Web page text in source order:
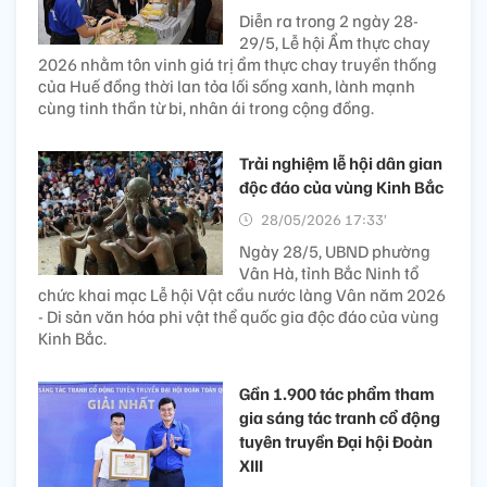
Diễn ra trong 2 ngày 28-
29/5, Lễ hội Ẩm thực chay
2026 nhằm tôn vinh giá trị ẩm thực chay truyền thống
của Huế đồng thời lan tỏa lối sống xanh, lành mạnh
cùng tinh thần từ bi, nhân ái trong cộng đồng.
Trải nghiệm lễ hội dân gian
độc đáo của vùng Kinh Bắc
28/05/2026 17:33’
Ngày 28/5, UBND phường
Vân Hà, tỉnh Bắc Ninh tổ
chức khai mạc Lễ hội Vật cầu nước làng Vân năm 2026
- Di sản văn hóa phi vật thể quốc gia độc đáo của vùng
Kinh Bắc.
Gần 1.900 tác phẩm tham
gia sáng tác tranh cổ động
tuyên truyền Đại hội Đoàn
XIII